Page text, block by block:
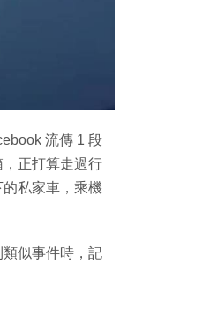
流傳 1 段
，正打算走過行
私家車，乘機
似事件時，記